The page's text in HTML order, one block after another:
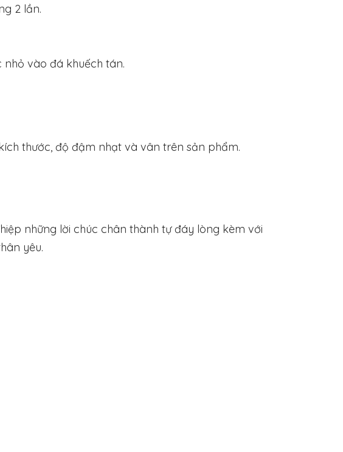
2 lần.
nhỏ vào đá khuếch tán.
thước, độ đậm nhạt và vân trên sản phẩm.
những lời chúc chân thành tự đáy lòng kèm với
yêu.